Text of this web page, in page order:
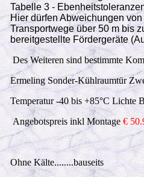
Tabelle 3 -
Hier dürfen Abweichungen
Transportwege über 50 m bis
bereitgestellte Fördergeräte
Des Weiteren sind bestimmte
Ermeling Sonder-Kühlraumtür
Temperatur -40 bis +85°C Lichte
Angebotspreis inkl Montage€
Ohne Kälte........bauseits